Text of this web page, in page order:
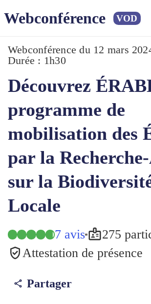
Webconférence VOD
Webconférence du 12 mars
Durée : 1h30
Découvrez
programme de
mobilisation des
par la
sur la
Locale
7 avis
275
Attestation de présence
Partager